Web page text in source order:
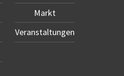
Markt
Veranstaltungen